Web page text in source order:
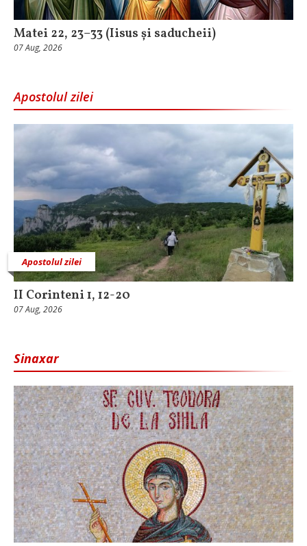
Matei 22, 23–33 (Iisus și saducheii)
07 Aug, 2026
Apostolul zilei
Apostolul zilei
II Corinteni 1, 12-20
07 Aug, 2026
Sinaxar